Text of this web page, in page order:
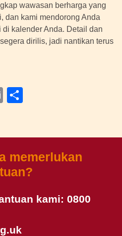
wawasan berharga yang
dan kami mendorong Anda
kalender Anda. Detail dan
dirilis, jadi nantikan terus
Email
memerlukan
kami: 0800